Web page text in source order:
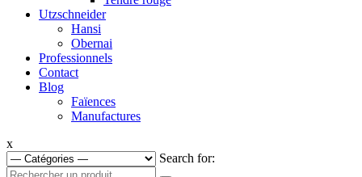
Utzschneider
Hansi
Obernai
Professionnels
Contact
Blog
Faïences
Manufactures
x
Search for: